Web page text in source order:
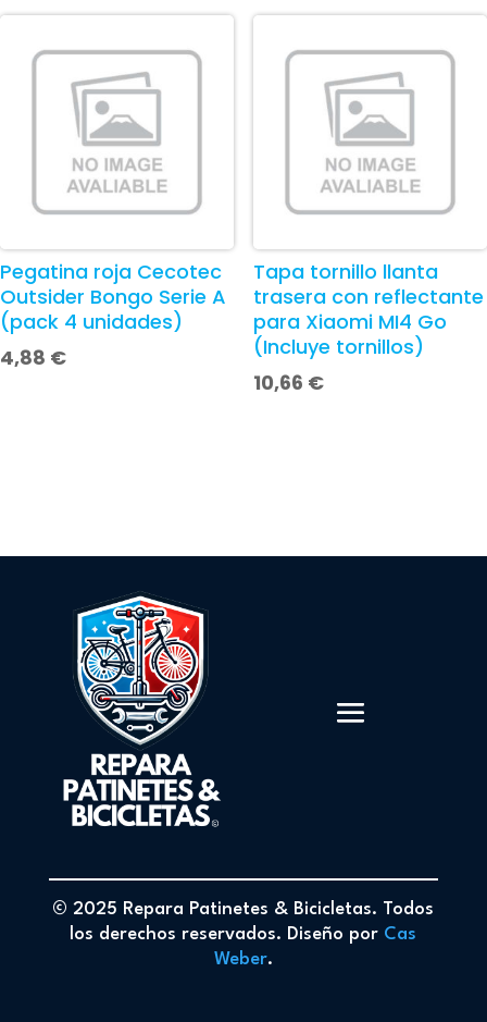
Pegatina roja Cecotec
Outsider Bongo Serie A
(pack 4 unidades)
4,88 €
Tapa tornillo llanta
trasera con reflectante
para Xiaomi MI4 Go
(Incluye tornillos)
10,66 €
© 2025 Repara Patinetes & Bicicletas. Todos
los derechos reservados. Diseño por Cas
Weber.